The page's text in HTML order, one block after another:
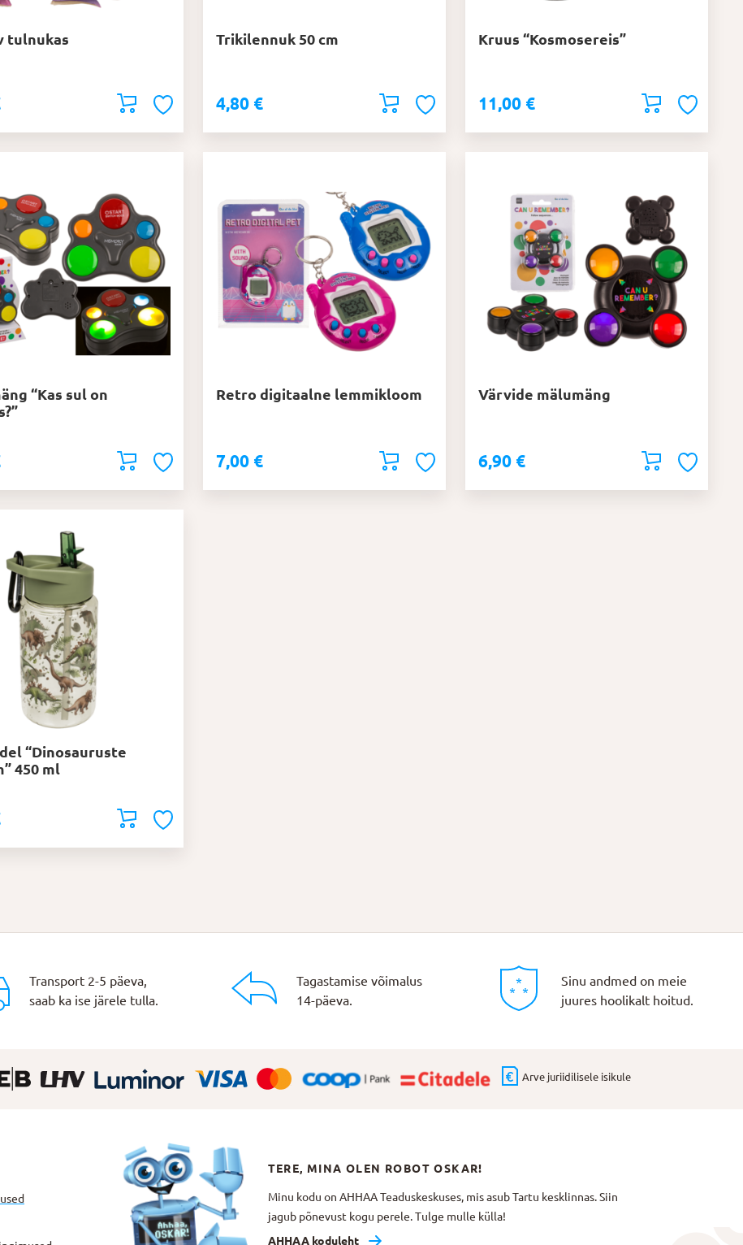
tulnukas Trikilennuk 50 cm
4,80 €
Kruus “Kosmosereis”
11,00 €
“Kas sul on
Retro digitaalne lemmikloom
7,00 €
Värvide mälumäng
6,90 €
“Dinosauruste
450 ml
Transport 2-5 päeva,
saab ka ise järele tulla.
Tagastamise võimalus
14-päeva.
Sinu andmed on meie
juures hoolikalt hoitud.
Arve juriidilisele isikule
TERE, MINA OLEN ROBOT OSKAR!
Minu kodu on AHHAA Teaduskeskuses, mis asub Tartu kesklinnas. Siin
jagub põnevust kogu perele. Tulge mulle külla!
AHHAA koduleht